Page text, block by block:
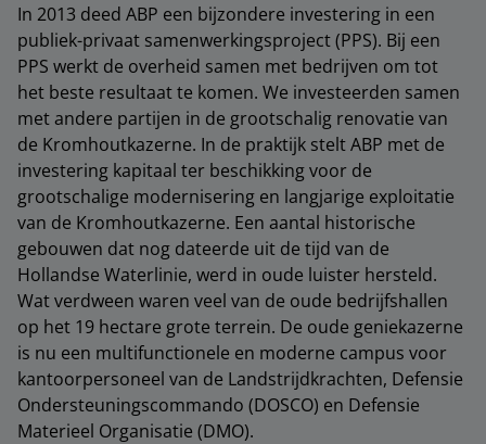
In 2013 deed ABP een bijzondere investering in een
publiek-privaat samenwerkingsproject (PPS). Bij een
PPS werkt de overheid samen met bedrijven om tot
het beste resultaat te komen. We investeerden samen
met andere partijen in de grootschalig renovatie van
de Kromhoutkazerne. In de praktijk stelt ABP met de
investering kapitaal ter beschikking voor de
grootschalige modernisering en langjarige exploitatie
van de Kromhoutkazerne. Een aantal historische
gebouwen dat nog dateerde uit de tijd van de
Hollandse Waterlinie, werd in oude luister hersteld.
Wat verdween waren veel van de oude bedrijfshallen
op het 19 hectare grote terrein. De oude geniekazerne
is nu een multifunctionele en moderne campus voor
kantoorpersoneel van de Landstrijdkrachten, Defensie
Ondersteuningscommando (DOSCO) en Defensie
Materieel Organisatie (DMO).